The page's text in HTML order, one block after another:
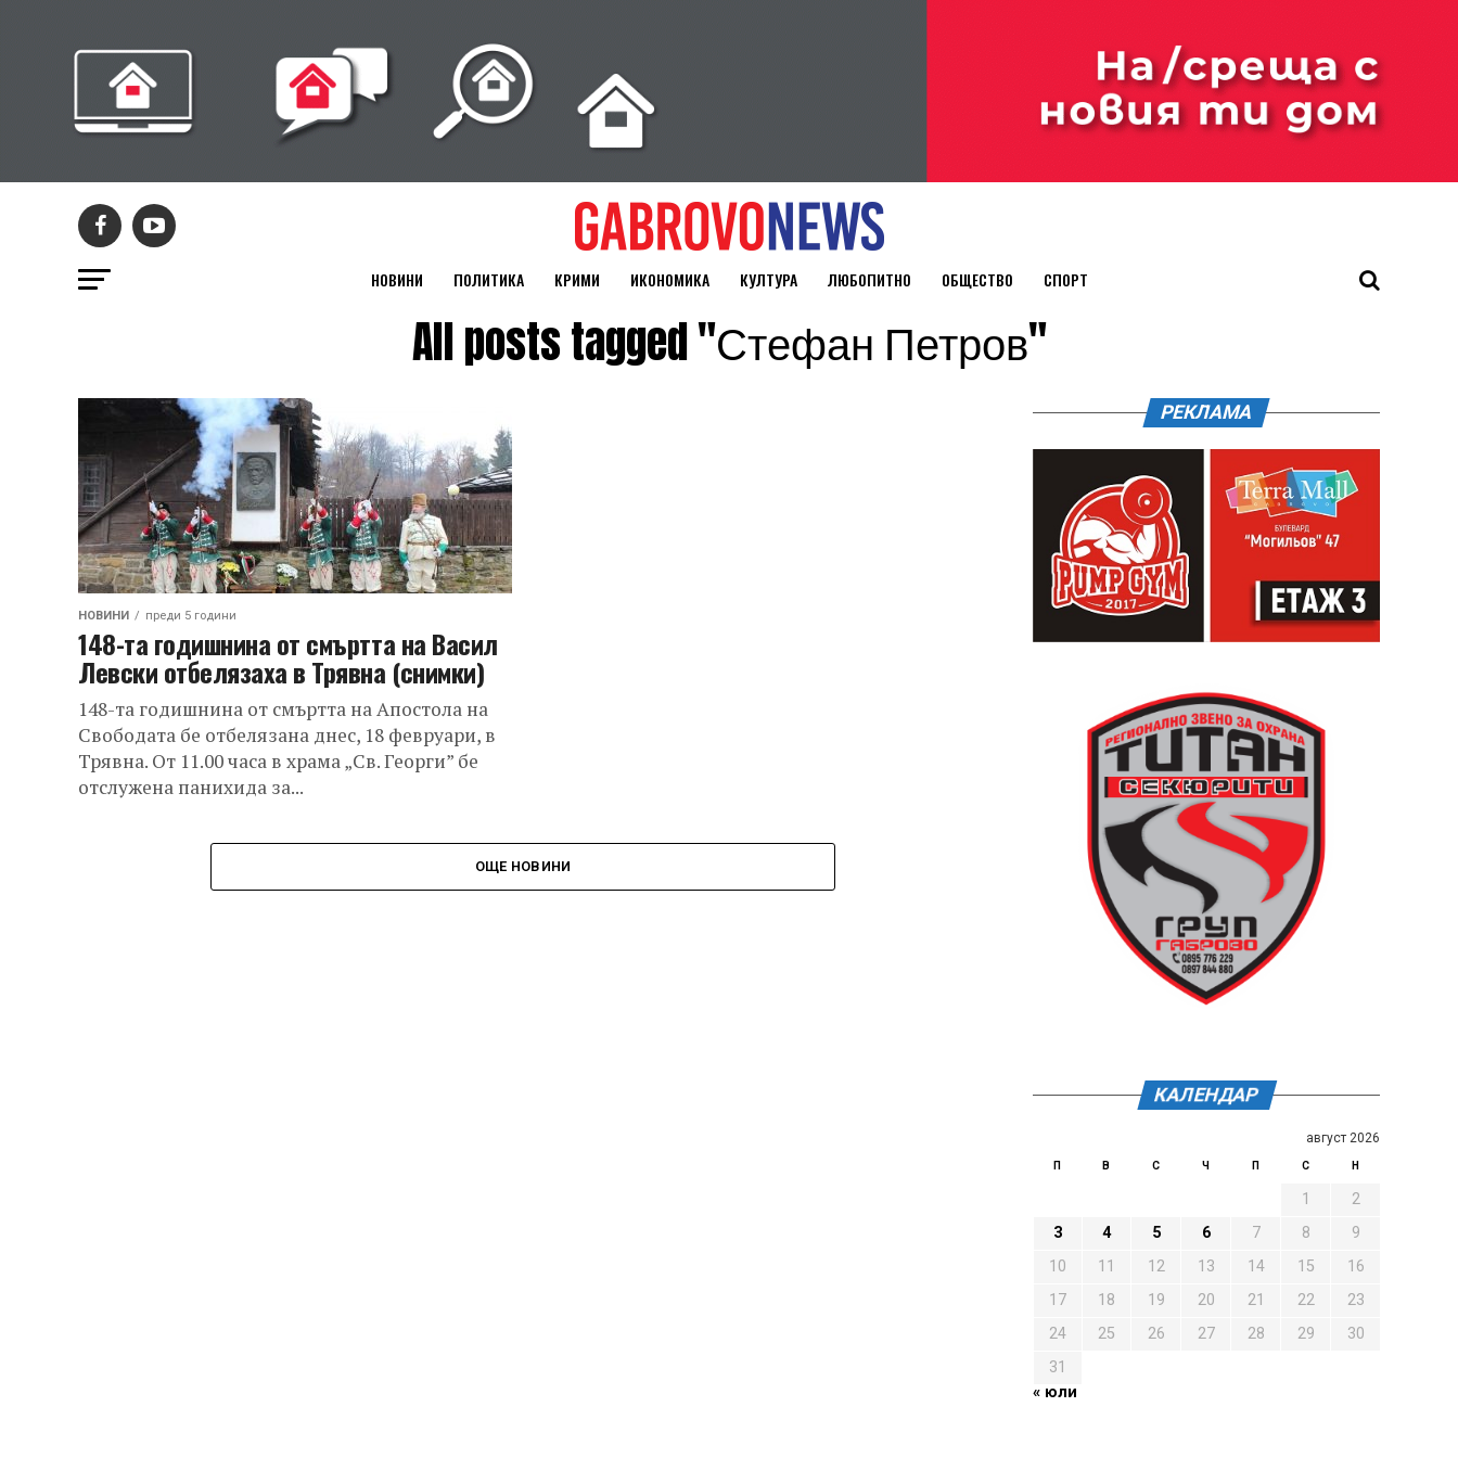
НОВИНИ ПОЛИТИКА КРИМИ ИКОНОМИКА КУЛТУРА ЛЮБОПИТНО ОБЩЕСТВО СПОРТ
All posts tagged "Стефан Петров"
НОВИНИ преди 5 години
148-та годишнина от смъртта на Васил
Левски отбелязаха в Трявна (снимки)
148-та годишнина от смъртта на Апостола на
Свободата бе отбелязана днес, 18 февруари, в
Трявна. От 11.00 часа в храма „Св. Георги” бе
отслужена панихида за...
ОЩЕ НОВИНИ
РЕКЛАМА
КАЛЕНДАР
август 2026
П В С Ч П С Н
1
2
3
4 5 6 7 8
9
10
11 12 13 14 15
16
17
18 19 20 21 22
23
24
25 26 27 28 29
30
31
« юли